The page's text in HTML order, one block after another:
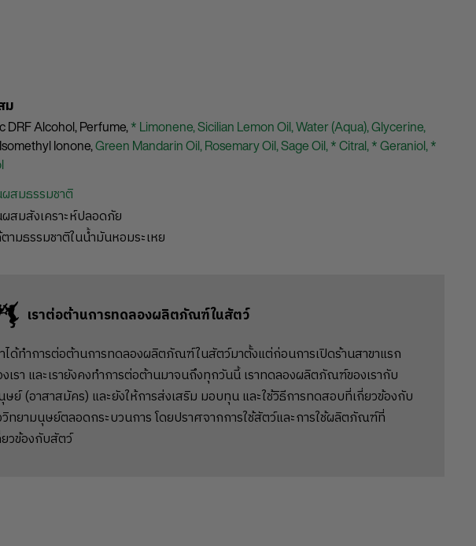
ม
DRF Alcohol,Perfume,* Limonene,Sicilian Lemon Oil,Water (Aqua),Glycerine,
Ionone,Green Mandarin Oil,Rosemary Oil,Sage Oil,* Citral,* Geraniol,*
สมธรรมชาติ
สมสังเคราะห์ปลอดภัย
ามธรรมชาติในน้ำมันหอมระเหย
เราต่อต้านการทดลองผลิตภัณฑ์ในสัตว์
าได้ทำการต่อต้านการทดลองผลิตภัณฑ์ในสัตว์มาตั้งแต่ก่อนการเปิดร้านสาขาแรก
เรา และเรายังคงทำการต่อต้านมาจนถึงทุกวันนี้ เราทดลองผลิตภัณฑ์ของเรากับ
ษย์ (อาสาสมัคร) และยังให้การส่งเสริม มอบทุน และใช้วิธีการทดสอบที่เกี่ยวข้องกับ
ทยามนุษย์ตลอดกระบวนการ โดยปราศจากการใช้สัตว์และการใช้ผลิตภัณฑ์ที่
ยวข้องกับสัตว์